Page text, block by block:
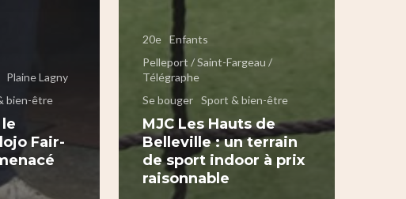
Plaine Lagny
bien-être
Fair-
20e Enfants
Pelleport / Saint-Fargeau /
Télégraphe
Se bouger Sport & bien-être
MJC Les Hauts de
Belleville : un terrain
de sport indoor à prix
raisonnable